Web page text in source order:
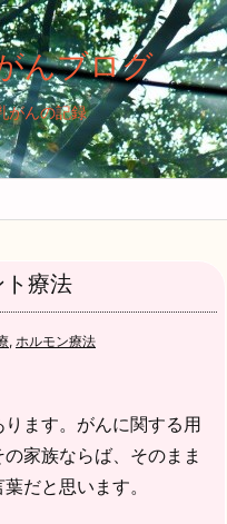
んブログ
がんの記録
療法
, ホルモン療法
ります。がんに関する用
家族ならば、そのまま
だと思います。